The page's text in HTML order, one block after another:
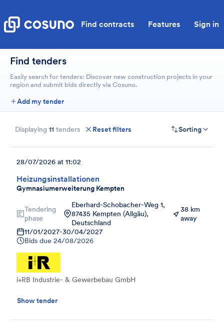
Find contracts Features Sign in
Find tenders
Easily search for tenders: Discover new construction projects in your
region and submit bids directly via Cosuno.
Add my tender
Displaying 11 tenders Reset filters Sorting
Heizungsinstallationen
Gymnasiumerweiterung Kempten
28/07/2026 at 11:02
Tendering
phase
Eberhard-Schobacher-Weg 1,
87435 Kempten (Allgäu),
Deutschland
38 km
away
11/01/2027-30/04/2027
Bids due 24/08/2026
i+RB Industrie- & Gewerbebau GmbH
Show tender